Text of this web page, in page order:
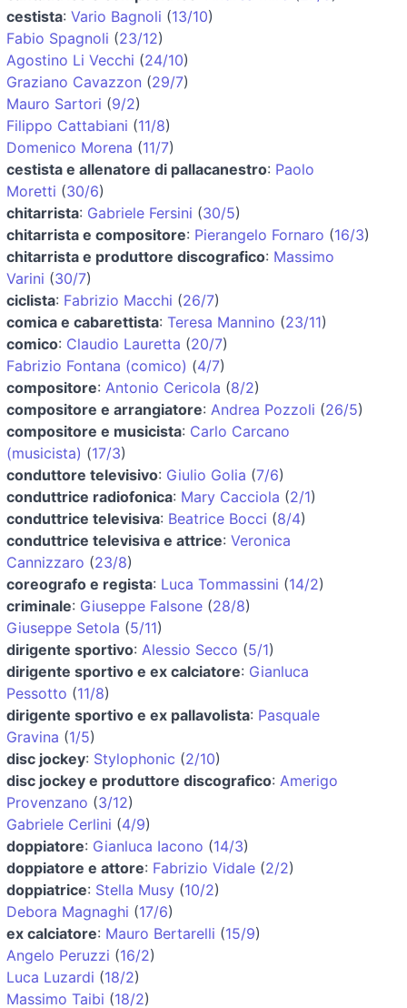
cestista: Vario Bagnoli (13/10)
Fabio Spagnoli (23/12)
Agostino Li Vecchi (24/10)
Graziano Cavazzon (29/7)
Mauro Sartori (9/2)
Filippo Cattabiani (11/8)
Domenico Morena (11/7)
cestista e allenatore di pallacanestro: Paolo
Moretti (30/6)
chitarrista: Gabriele Fersini (30/5)
chitarrista e compositore: Pierangelo Fornaro (16/3)
chitarrista e produttore discografico: Massimo
Varini (30/7)
ciclista: Fabrizio Macchi (26/7)
comica e cabarettista: Teresa Mannino (23/11)
comico: Claudio Lauretta (20/7)
Fabrizio Fontana (comico) (4/7)
compositore: Antonio Cericola (8/2)
compositore e arrangiatore: Andrea Pozzoli (26/5)
compositore e musicista: Carlo Carcano
(musicista) (17/3)
conduttore televisivo: Giulio Golia (7/6)
conduttrice radiofonica: Mary Cacciola (2/1)
conduttrice televisiva: Beatrice Bocci (8/4)
conduttrice televisiva e attrice: Veronica
Cannizzaro (23/8)
coreografo e regista: Luca Tommassini (14/2)
criminale: Giuseppe Falsone (28/8)
Giuseppe Setola (5/11)
dirigente sportivo: Alessio Secco (5/1)
dirigente sportivo e ex calciatore: Gianluca
Pessotto (11/8)
dirigente sportivo e ex pallavolista: Pasquale
Gravina (1/5)
disc jockey: Stylophonic (2/10)
disc jockey e produttore discografico: Amerigo
Provenzano (3/12)
Gabriele Cerlini (4/9)
doppiatore: Gianluca Iacono (14/3)
doppiatore e attore: Fabrizio Vidale (2/2)
doppiatrice: Stella Musy (10/2)
Debora Magnaghi (17/6)
ex calciatore: Mauro Bertarelli (15/9)
Angelo Peruzzi (16/2)
Luca Luzardi (18/2)
Massimo Taibi (18/2)